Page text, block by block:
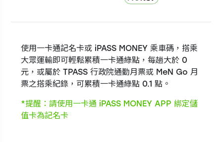
使用一卡通記名卡或 iPASS MONEY 乘車碼，搭乘
大眾運輸即可輕鬆累積一卡通綠點，每趟大於 0
元，或屬於 TPASS 行政院通勤月票或 MeN Go 月
票之搭乘紀錄，可累積一卡通綠點 0.1 點。
*提醒：請使用一卡通 iPASS MONEY APP 綁定儲
值卡為記名卡